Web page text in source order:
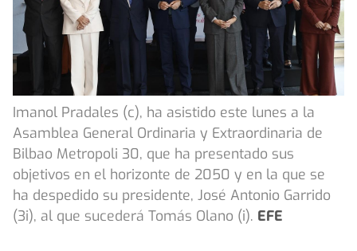
Imanol Pradales (c), ha asistido este lunes a la
Asamblea General Ordinaria y Extraordinaria de
Bilbao Metropoli 30, que ha presentado sus
objetivos en el horizonte de 2050 y en la que se
ha despedido su presidente, José Antonio Garrido
(3i), al que sucederá Tomás Olano (i). EFE